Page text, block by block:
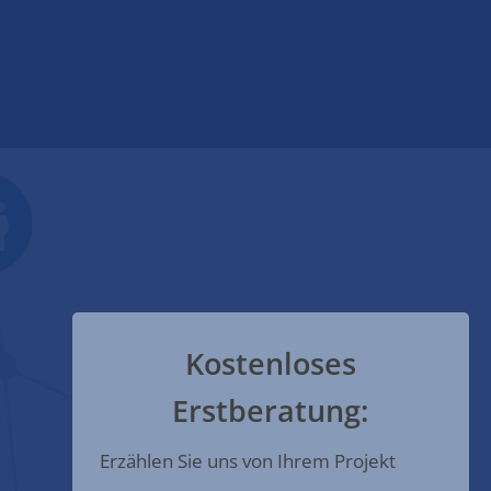
Kostenloses
Erstberatung:
Erzählen Sie uns von Ihrem Projekt